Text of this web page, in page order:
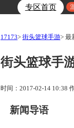
专区首页
17173> 街头篮球手游> 最
街头篮球手
时间：2017-02-14 10:38
新闻导语